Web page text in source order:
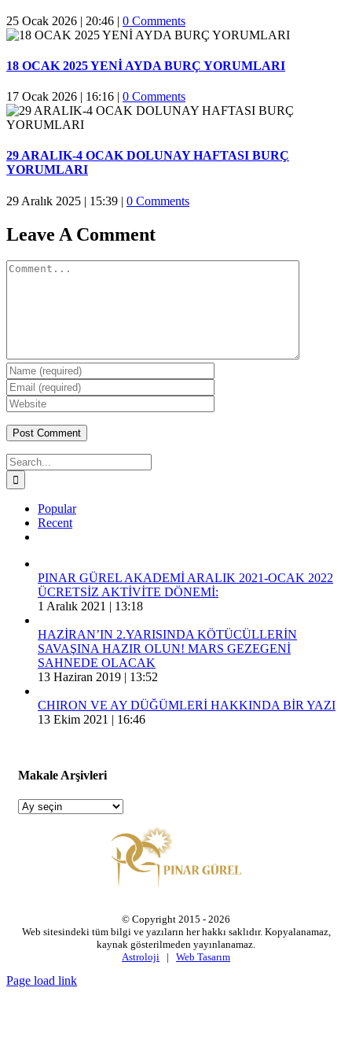
25 Ocak 2026 | 20:46 | 0 Comments
18 OCAK 2025 YENİ AYDA BURÇ YORUMLARI
17 Ocak 2026 | 16:16 | 0 Comments
29 ARALIK-4 OCAK DOLUNAY HAFTASI BURÇ
YORUMLARI
29 Aralık 2025 | 15:39 | 0 Comments
Leave A Comment
Comment
Search
for:
Popular
Recent
PINAR GÜREL AKADEMİ ARALIK 2021-OCAK 2022
ÜCRETSİZ AKTİVİTE DÖNEMİ:
1 Aralık 2021 | 13:18
HAZİRAN’IN 2.YARISINDA KÖTÜCÜLLERİN
SAVAŞINA HAZIR OLUN! MARS GEZEGENİ
SAHNEDE OLACAK
13 Haziran 2019 | 13:52
CHIRON VE AY DÜĞÜMLERİ HAKKINDA BİR YAZI
13 Ekim 2021 | 16:46
Makale Arşivleri
Makale
© Copyright 2015 - 2026
Web sitesindeki tüm bilgi ve yazıların her hakkı saklıdır. Kopyalanamaz,
kaynak gösterilmeden yayınlanamaz.
Astroloji | Web Tasarım
Page load link